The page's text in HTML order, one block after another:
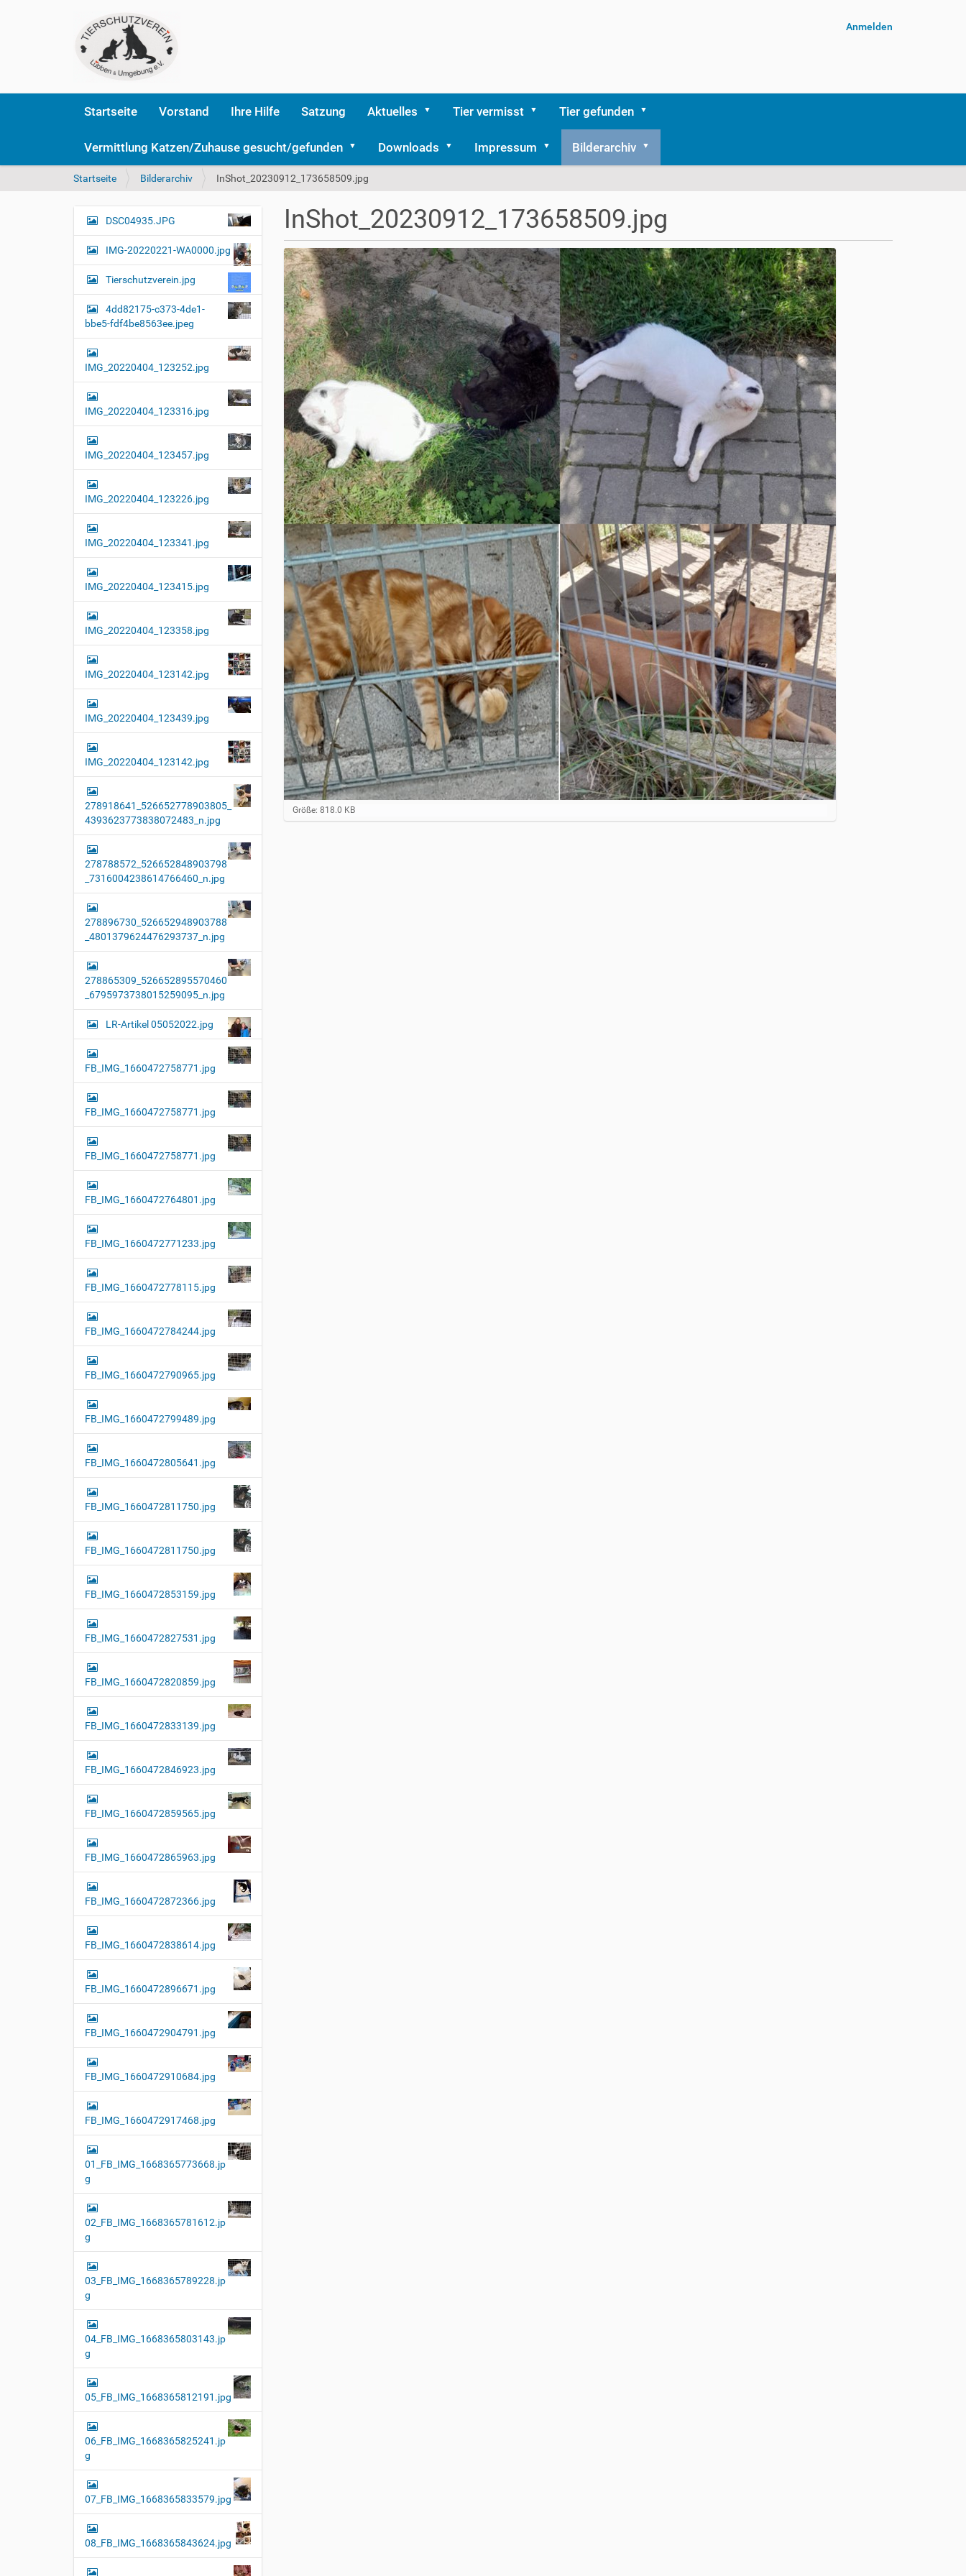
Anmelden
Startseite Vorstand Ihre Hilfe Satzung Aktuelles Tier vermisst Tier gefunden
Vermittlung Katzen/Zuhause gesucht/gefunden Downloads Impressum Bilderarchiv
S
e
i
d
i
Startseite Bilderarchiv InShot_20230912_173658509.jpg
InShot_20230912_173658509.jpg
Z
e
Größe: 818.0 KB
N
i
g
a
t
i
o
n
DSC04935.JPG
IMG-20220221-WA0000.jpg
Tierschutzverein.jpg
4dd82175-c373-4de1-
bbe5-fdf4be8563ee.jpeg
IMG_20220404_123252.jpg
IMG_20220404_123316.jpg
IMG_20220404_123457.jpg
IMG_20220404_123226.jpg
IMG_20220404_123341.jpg
IMG_20220404_123415.jpg
IMG_20220404_123358.jpg
IMG_20220404_123142.jpg
IMG_20220404_123439.jpg
IMG_20220404_123142.jpg
278918641_526652778903805_
4393623773838072483_n.jpg
278788572_526652848903798
_7316004238614766460_n.jpg
278896730_526652948903788
_4801379624476293737_n.jpg
278865309_526652895570460
_6795973738015259095_n.jpg
LR-Artikel 05052022.jpg
FB_IMG_1660472758771.jpg
FB_IMG_1660472758771.jpg
FB_IMG_1660472758771.jpg
FB_IMG_1660472764801.jpg
FB_IMG_1660472771233.jpg
FB_IMG_1660472778115.jpg
FB_IMG_1660472784244.jpg
FB_IMG_1660472790965.jpg
FB_IMG_1660472799489.jpg
FB_IMG_1660472805641.jpg
FB_IMG_1660472811750.jpg
FB_IMG_1660472811750.jpg
FB_IMG_1660472853159.jpg
FB_IMG_1660472827531.jpg
FB_IMG_1660472820859.jpg
FB_IMG_1660472833139.jpg
FB_IMG_1660472846923.jpg
FB_IMG_1660472859565.jpg
FB_IMG_1660472865963.jpg
FB_IMG_1660472872366.jpg
FB_IMG_1660472838614.jpg
FB_IMG_1660472896671.jpg
FB_IMG_1660472904791.jpg
FB_IMG_1660472910684.jpg
FB_IMG_1660472917468.jpg
01_FB_IMG_1668365773668.jp
g
02_FB_IMG_1668365781612.jp
g
03_FB_IMG_1668365789228.jp
g
04_FB_IMG_1668365803143.jp
g
05_FB_IMG_1668365812191.jpg
06_FB_IMG_1668365825241.jp
g
07_FB_IMG_1668365833579.jpg
08_FB_IMG_1668365843624.jpg